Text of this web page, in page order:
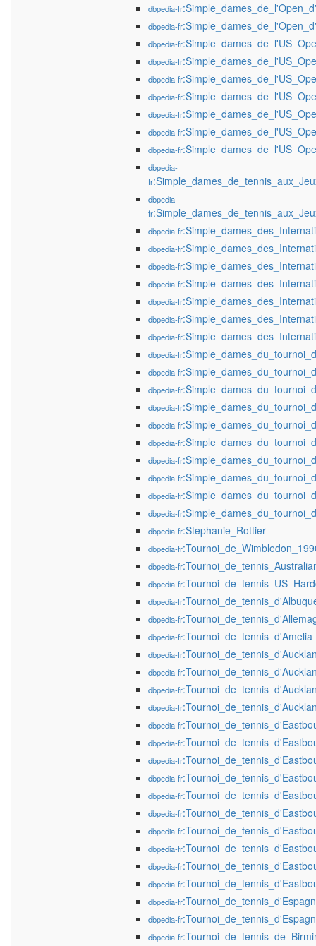
dbpedia-fr
dbpedia-fr
dbpedia-fr
dbpedia-fr
dbpedia-fr
dbpedia-fr
dbpedia-fr
dbpedia-fr
dbpedia-fr
dbpedia-
fr
dbpedia-
fr
dbpedia-fr
dbpedia-fr
dbpedia-fr
dbpedia-fr
dbpedia-fr
dbpedia-fr
dbpedia-fr
dbpedia-fr
dbpedia-fr
dbpedia-fr
dbpedia-fr
dbpedia-fr
dbpedia-fr
dbpedia-fr
dbpedia-fr
dbpedia-fr
dbpedia-fr
dbpedia-fr:Stephanie_Rottier
dbpedia-fr
dbpedia-fr
dbpedia-fr
dbpedia-fr
dbpedia-fr
dbpedia-fr
dbpedia-fr
dbpedia-fr
dbpedia-fr
dbpedia-fr
dbpedia-fr
dbpedia-fr
dbpedia-fr
dbpedia-fr
dbpedia-fr
dbpedia-fr
dbpedia-fr
dbpedia-fr
dbpedia-fr
dbpedia-fr
dbpedia-fr
dbpedia-fr
dbpedia-fr